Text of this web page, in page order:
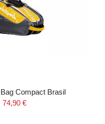
Compact Brasil
74,90 €